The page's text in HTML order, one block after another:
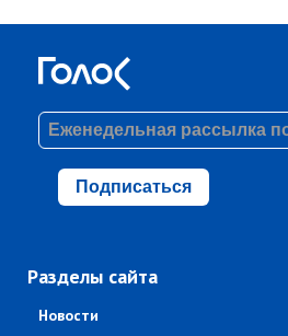
Подписаться
Разделы сайта
Новости